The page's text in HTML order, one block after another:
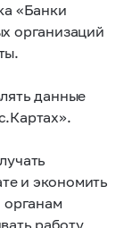
«Банки
организаций
данные
и экономить
органам
работу